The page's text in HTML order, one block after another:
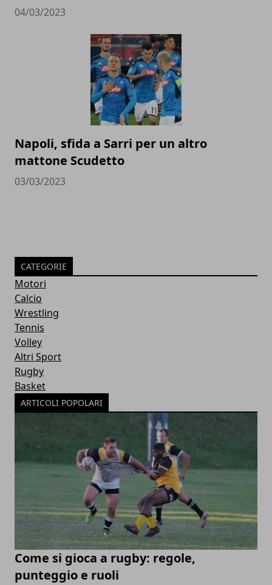
04/03/2023
Napoli, sfida a Sarri per un altro
mattone Scudetto
03/03/2023
CATEGORIE
Motori
Calcio
Wrestling
Tennis
Volley
Altri Sport
Rugby
Basket
ARTICOLI POPOLARI
Come si gioca a rugby: regole,
punteggio e ruoli